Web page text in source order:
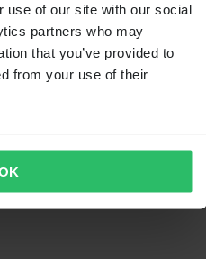
use of our site with our social
partners who may
that you’ve provided to
from your use of their